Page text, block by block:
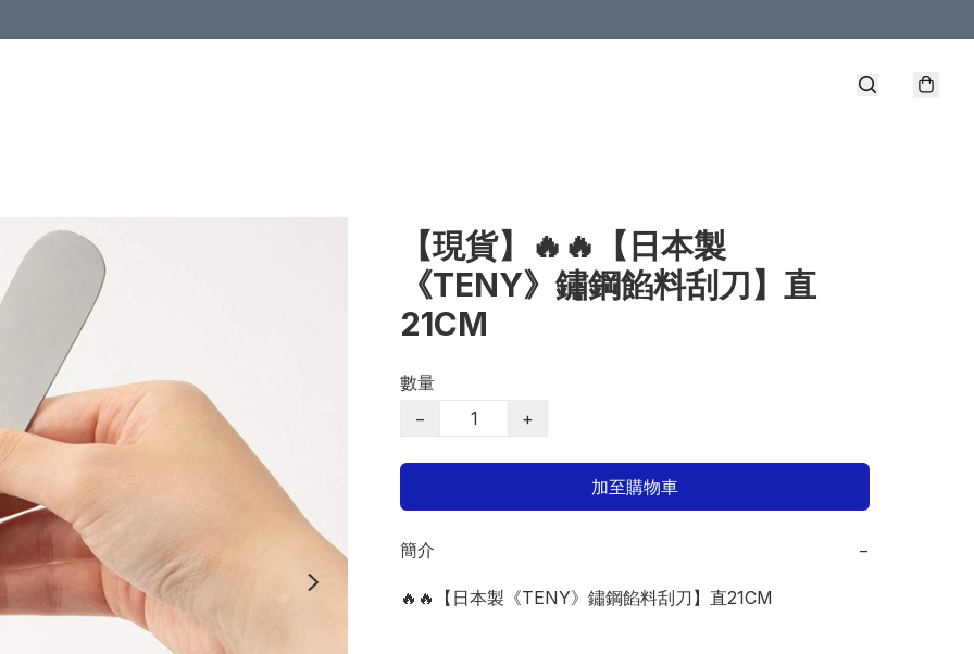
【現貨】🔥🔥【日本製
《TENY》鏽鋼餡料刮刀】直
21CM
數量
−
+
加至購物車
簡介 −
🔥🔥【日本製《TENY》鏽鋼餡料刮刀】直21CM